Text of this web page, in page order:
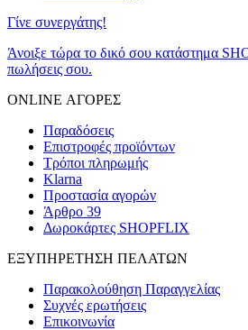
Γίνε συνεργάτης!
Άνοιξε τώρα το δικό σου κατάστημα
πωλήσεις σου.
ONLINE ΑΓΟΡΕΣ
Παραδόσεις
Επιστροφές προϊόντων
Τρόποι πληρωμής
Klarna
Προστασία αγορών
Άρθρο 39
Δωροκάρτες SHOPFLIX
ΕΞΥΠΗΡΕΤΗΣΗ ΠΕΛΑΤΩΝ
Παρακολούθηση Παραγγελίας
Συχνές ερωτήσεις
Επικοινωνία